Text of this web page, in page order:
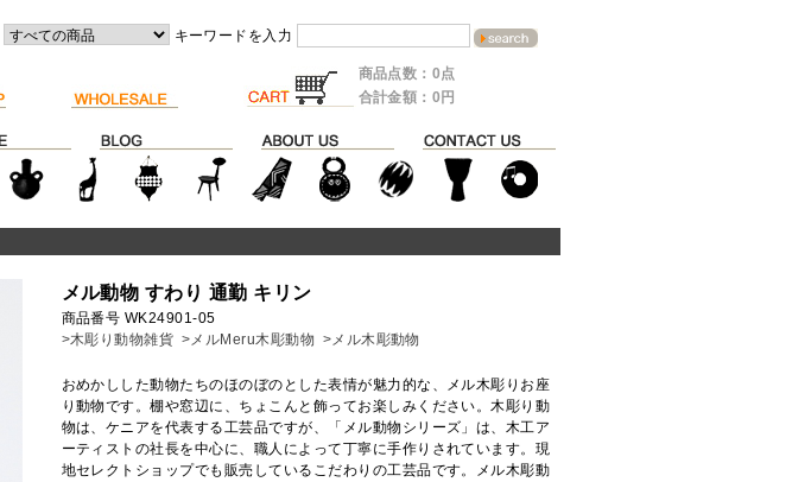
キーワードを入力
商品点数：0点
合計金額：0円
メル動物 すわり 通勤 キリン
商品番号 WK24901-05
>木彫り動物雑貨 >メルMeru木彫動物 >メル木彫動物
おめかしした動物たちのほのぼのとした表情が魅力的な、メル木彫りお座
り動物です。棚や窓辺に、ちょこんと飾ってお楽しみください。木彫り動
物は、ケニアを代表する工芸品ですが、「メル動物シリーズ」は、木工ア
ーティストの社長を中心に、職人によって丁寧に手作りされています。現
地セレクトショップでも販売しているこだわりの工芸品です。メル木彫動